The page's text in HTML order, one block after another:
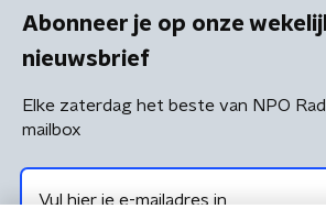
Abonneer je op onze
nieuwsbrief
Elke zaterdag het beste van NPO
mailbox